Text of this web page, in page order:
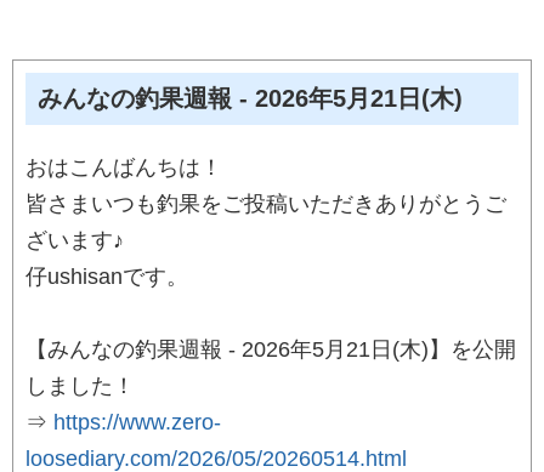
みんなの釣果週報 - 2026年5月21日(木)
おはこんばんちは！
皆さまいつも釣果をご投稿いただきありがとうご
ざいます♪
仔ushisanです。
【みんなの釣果週報 - 2026年5月21日(木)】を公開
しました！
⇒ https://www.zero-
loosediary.com/2026/05/20260514.html